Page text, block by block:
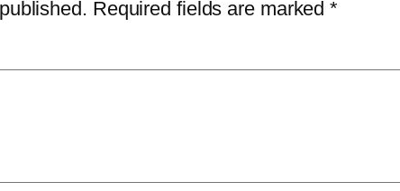
Required fields are marked*